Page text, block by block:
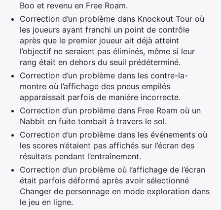
Boo et revenu en Free Roam.
Correction d’un problème dans Knockout Tour où
les joueurs ayant franchi un point de contrôle
après que le premier joueur ait déjà atteint
l’objectif ne seraient pas éliminés, même si leur
rang était en dehors du seuil prédéterminé.
Correction d’un problème dans les contre-la-
montre où l’affichage des pneus empilés
apparaissait parfois de manière incorrecte.
Correction d’un problème dans Free Roam où un
Nabbit en fuite tombait à travers le sol.
Correction d’un problème dans les événements où
les scores n’étaient pas affichés sur l’écran des
résultats pendant l’entraînement.
Correction d’un problème où l’affichage de l’écran
était parfois déformé après avoir sélectionné
Changer de personnage en mode exploration dans
le jeu en ligne.